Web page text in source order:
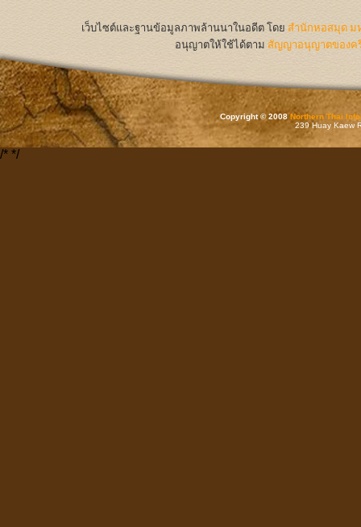
เว็บไซต์และฐานข้อมูลภาพล้านนาในอดีต โดย สำนักหอสมุด ม
อนุญาตให้ใช้ได้ตาม สัญญาอนุญาตของค
Copyright © 2008Northern Thai
239 Huay Kaew
/* */